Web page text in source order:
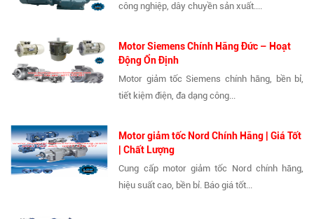
công nghiệp, dây chuyền sản xuất....
Motor Siemens Chính Hãng Đức – Hoạt
Động Ổn Định
Motor giảm tốc Siemens chính hãng, bền bỉ,
tiết kiệm điện, đa dạng công...
Motor giảm tốc Nord Chính Hãng | Giá Tốt
| Chất Lượng
Cung cấp motor giảm tốc Nord chính hãng,
hiệu suất cao, bền bỉ. Báo giá tốt...